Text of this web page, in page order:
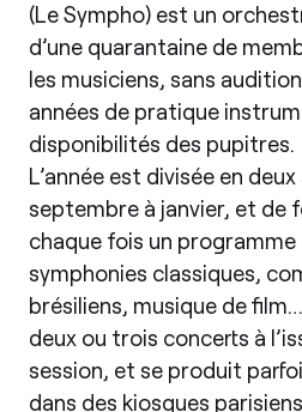
(Le Sympho) est un
d’une quarantaine de
les musiciens, sans
années de pratique
disponibilités des pupitres.
L’année est divisée en
septembre à janvier, et de
chaque fois un
symphonies classiques,
brésiliens, musique de
deux ou trois concerts à
session, et se produit
dans des kiosques